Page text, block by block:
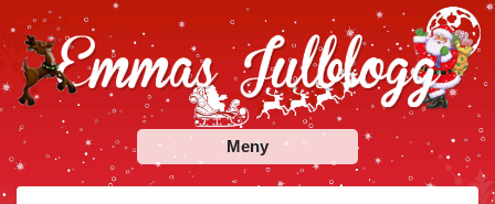
Skip
to
content
Emmas Julblogg
Julbloggar om julnyheter, julklappstips, julkalendrar,
adventskalendrar , julpyssel och julrecept!
Meny